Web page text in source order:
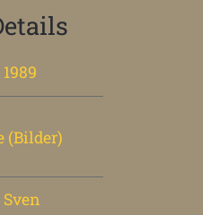
1989
(Bilder)
Sven